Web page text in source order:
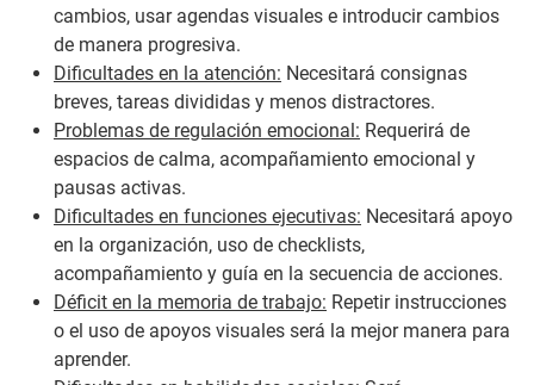
cambios, usar agendas visuales e introducir cambios
de manera progresiva.
Dificultades en la atención: Necesitará consignas
breves, tareas divididas y menos distractores.
Problemas de regulación emocional: Requerirá de
espacios de calma, acompañamiento emocional y
pausas activas.
Dificultades en funciones ejecutivas: Necesitará apoyo
en la organización, uso de checklists,
acompañamiento y guía en la secuencia de acciones.
Déficit en la memoria de trabajo: Repetir instrucciones
o el uso de apoyos visuales será la mejor manera para
aprender.